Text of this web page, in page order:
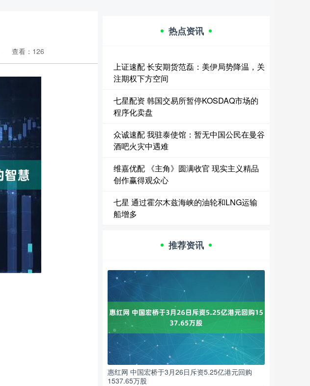
查看：126
热点资讯
上证速配 长安期货范磊：美伊局势降温，关
注期权下方空间
七星配资 韩国交易所暂停KOSDAQ市场的
程序化卖盘
众诚速配 我驻泰使馆：暂无中国公民在曼谷
酒吧火灾中遇难
维嘉优配 《主角》圆满收官 现实主义精品
创作赢得观众心
七星 通过霍尔木兹海峡的油轮和LNG运输
船增多
推荐资讯
惠红网 中国宏桥于3月26日斥资5.25亿港元回购
1537.65万股